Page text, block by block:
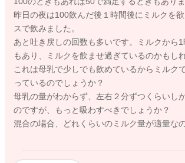
昨日の夜は100飲んだ後１時間後にミルクを
スで飲みました。
あと吐き戻しの回数も多いです。ミルクから
もあり、ミルクを飲ませ過ぎているのかもしれ
これは母乳で少しでも飲めているからミルク
っているのでしょうか？
母乳の量がわからず、左右２分ずつくらいし
のですが、もっと吸わすべきでしょうか？
混合の場合、どれくらいのミルク量が適量な